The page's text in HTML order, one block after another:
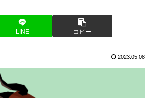
LINE コピー
2023.05.08